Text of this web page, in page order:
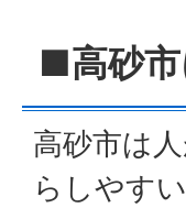
■高砂
高砂市は
らしやす